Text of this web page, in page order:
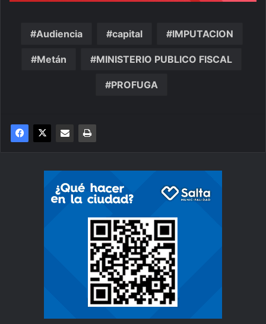
Audiencia capital IMPUTACION
Metán MINISTERIO PUBLICO FISCAL
PROFUGA